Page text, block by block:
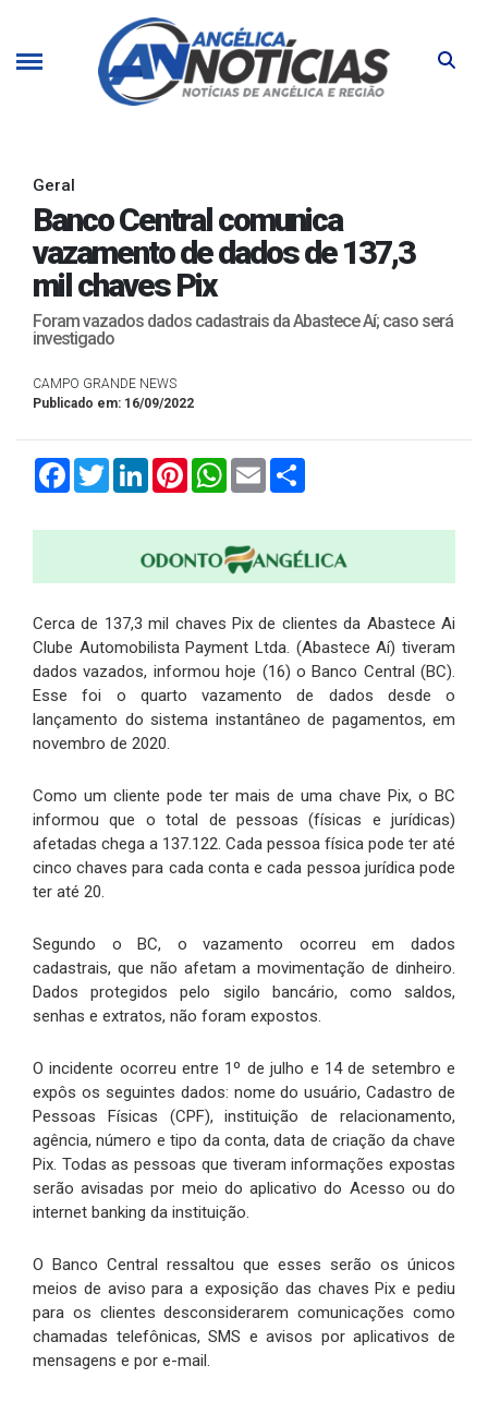
Geral
Banco Central comunica
vazamento de dados de 137,3
mil chaves Pix
Foram vazados dados cadastrais da Abastece Aí; caso será
investigado
CAMPO GRANDE NEWS
Publicado em: 16/09/2022
FacebookTwitterLinkedInPinterestWhatsApp
Email
Cerca de 137,3 mil chaves Pix de clientes da Abastece Ai
Clube Automobilista Payment Ltda. (Abastece Aí) tiveram
dados vazados, informou hoje (16) o Banco Central (BC).
Esse foi o quarto vazamento de dados desde o
lançamento do sistema instantâneo de pagamentos, em
novembro de 2020.
Como um cliente pode ter mais de uma chave Pix, o BC
informou que o total de pessoas (físicas e jurídicas)
afetadas chega a 137.122. Cada pessoa física pode ter até
cinco chaves para cada conta e cada pessoa jurídica pode
ter até 20.
Segundo o BC, o vazamento ocorreu em dados
cadastrais, que não afetam a movimentação de dinheiro.
Dados protegidos pelo sigilo bancário, como saldos,
senhas e extratos, não foram expostos.
O incidente ocorreu entre 1º de julho e 14 de setembro e
expôs os seguintes dados: nome do usuário, Cadastro de
Pessoas Físicas (CPF), instituição de relacionamento,
agência, número e tipo da conta, data de criação da chave
Pix. Todas as pessoas que tiveram informações expostas
serão avisadas por meio do aplicativo do Acesso ou do
internet banking da instituição.
O Banco Central ressaltou que esses serão os únicos
meios de aviso para a exposição das chaves Pix e pediu
para os clientes desconsiderarem comunicações como
chamadas telefônicas, SMS e avisos por aplicativos de
mensagens e por e-mail.